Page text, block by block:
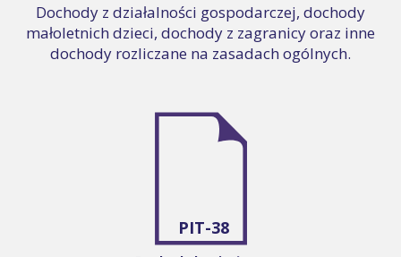
Dochody z działalności gospodarczej, dochody
małoletnich dzieci, dochody z zagranicy oraz inne
dochody rozliczane na zasadach ogólnych.
PIT-38